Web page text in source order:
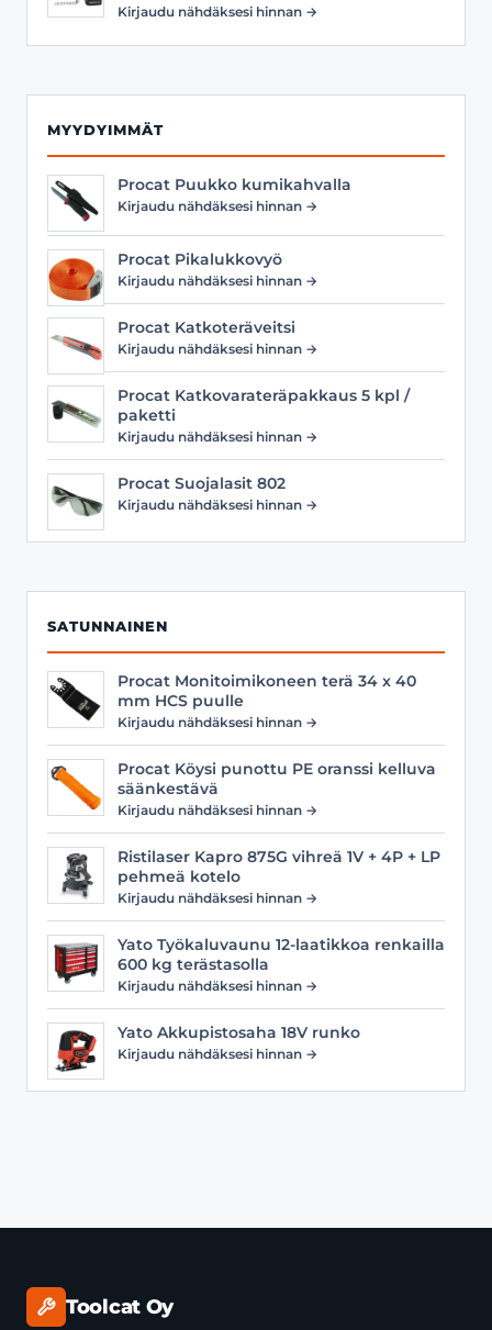
Kirjaudu nähdäksesi hinnan →
MYYDYIMMÄT
Procat Puukko kumikahvalla
Kirjaudu nähdäksesi hinnan →
Procat Pikalukkovyö
Kirjaudu nähdäksesi hinnan →
Procat Katkoteräveitsi
Kirjaudu nähdäksesi hinnan →
Procat Katkovarateräpakkaus 5 kpl /
paketti
Kirjaudu nähdäksesi hinnan →
Procat Suojalasit 802
Kirjaudu nähdäksesi hinnan →
SATUNNAINEN
Procat Monitoimikoneen terä 34 x 40
mm HCS puulle
Kirjaudu nähdäksesi hinnan →
Procat Köysi punottu PE oranssi kelluva
säänkestävä
Kirjaudu nähdäksesi hinnan →
Ristilaser Kapro 875G vihreä 1V + 4P + LP
pehmeä kotelo
Kirjaudu nähdäksesi hinnan →
Yato Työkaluvaunu 12-laatikkoa renkailla
600 kg terästasolla
Kirjaudu nähdäksesi hinnan →
Yato Akkupistosaha 18V runko
Kirjaudu nähdäksesi hinnan →
Toolcat Oy